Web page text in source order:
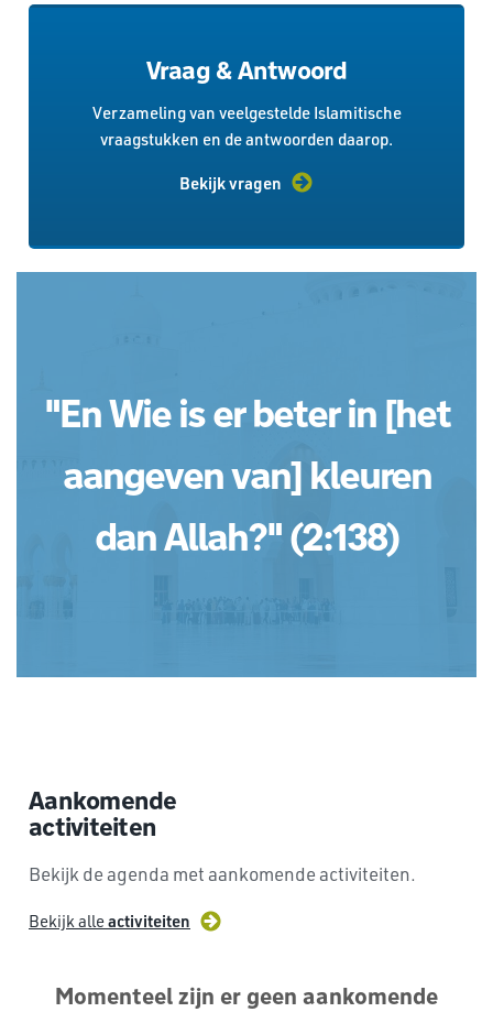
Vraag & Antwoord
Verzameling van veelgestelde Islamitische
vraagstukken en de antwoorden daarop.
Bekijk vragen
"En Wie is er beter in [het
aangeven van] kleuren
dan Allah?" (2:138)
Aankomende
activiteiten
Bekijk de agenda met aankomende activiteiten.
Bekijk alleactiviteiten
Momenteel zijn er geen aankomende